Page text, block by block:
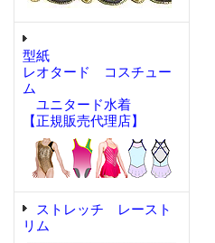
型紙
レオタード コスチュー
ム
ユニタード水着
【正規販売代理店】
ストレッチ レースト
リム